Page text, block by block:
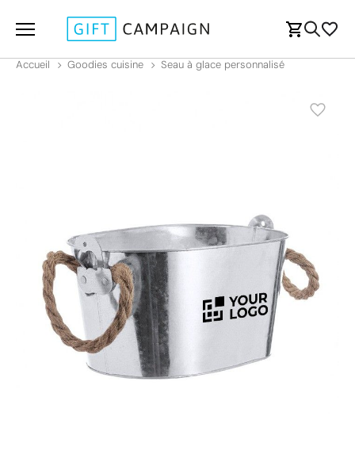
Accueil Goodies cuisine Seau à glace personnalisé